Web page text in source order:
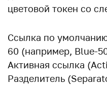
цветовой токен со
Ссылка по
60 (например, Blue-
Активная ссылка
Разделитель